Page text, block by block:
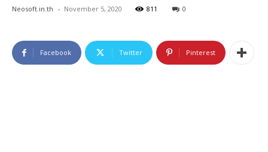
Neosoft.in.th - November 5, 2020 811 0
Facebook Twitter Pinterest